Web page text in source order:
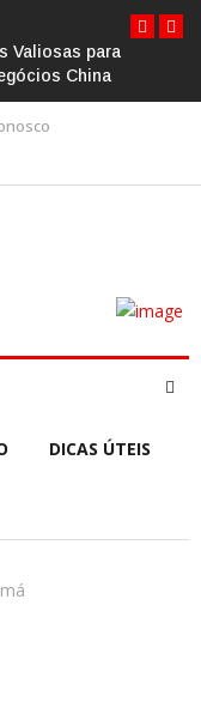
Valiosas para
China
DICAS ÚTEIS